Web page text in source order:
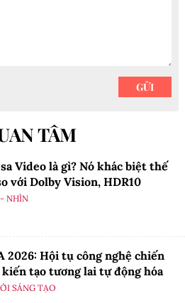
TÂM
Video là gì? Nó khác biệt thế
với Dolby Vision, HDR10
NHÌN
2026: Hội tụ công nghệ chiến
kiến tạo tương lai tự động hóa
SÁNG TẠO